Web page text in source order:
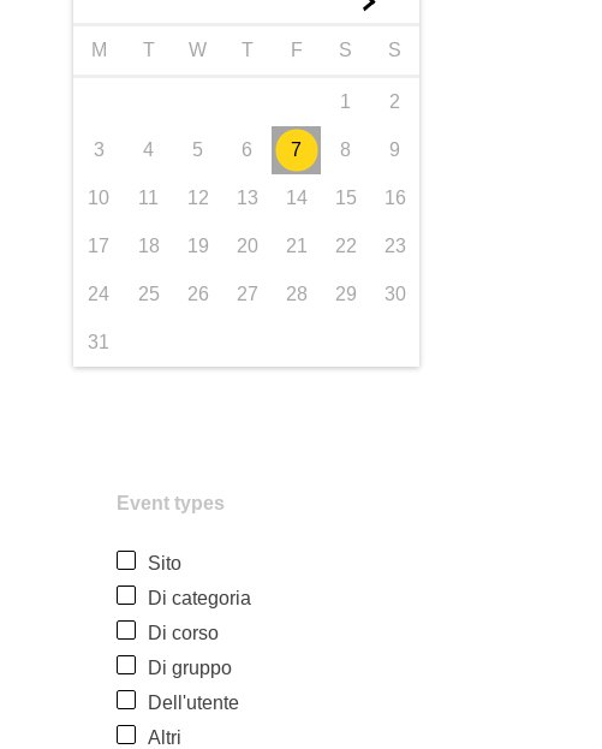
M T W T F S S
1 2
3 4 5 6 7 8 9
10 11 12 13 14 15 16
17 18 19 20 21 22 23
24 25 26 27 28 29 30
31
Event types
Sito
Di categoria
Di corso
Di gruppo
Dell'utente
Altri